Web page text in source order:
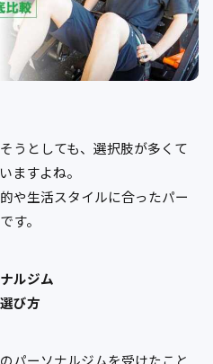
うとしても、選択肢が多くて
ますよね。
や生活スタイルに合ったパー
す。
ルジム
び方
パーソナルジムを受けたこと